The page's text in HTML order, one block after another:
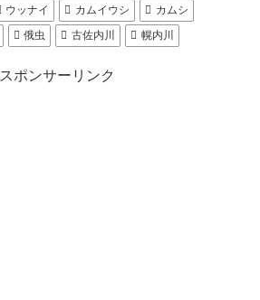
ウッナイ カムイウシ
カムシ
俄虫 古佐内川 幌内川
スポンサーリンク